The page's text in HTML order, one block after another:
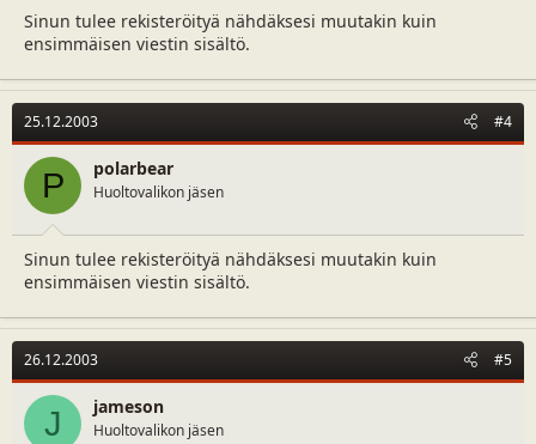
Sinun tulee rekisteröityä nähdäksesi muutakin kuin
ensimmäisen viestin sisältö.
25.12.2003 #4
P polarbear
Huoltovalikon jäsen
Sinun tulee rekisteröityä nähdäksesi muutakin kuin
ensimmäisen viestin sisältö.
26.12.2003 #5
J jameson
Huoltovalikon jäsen